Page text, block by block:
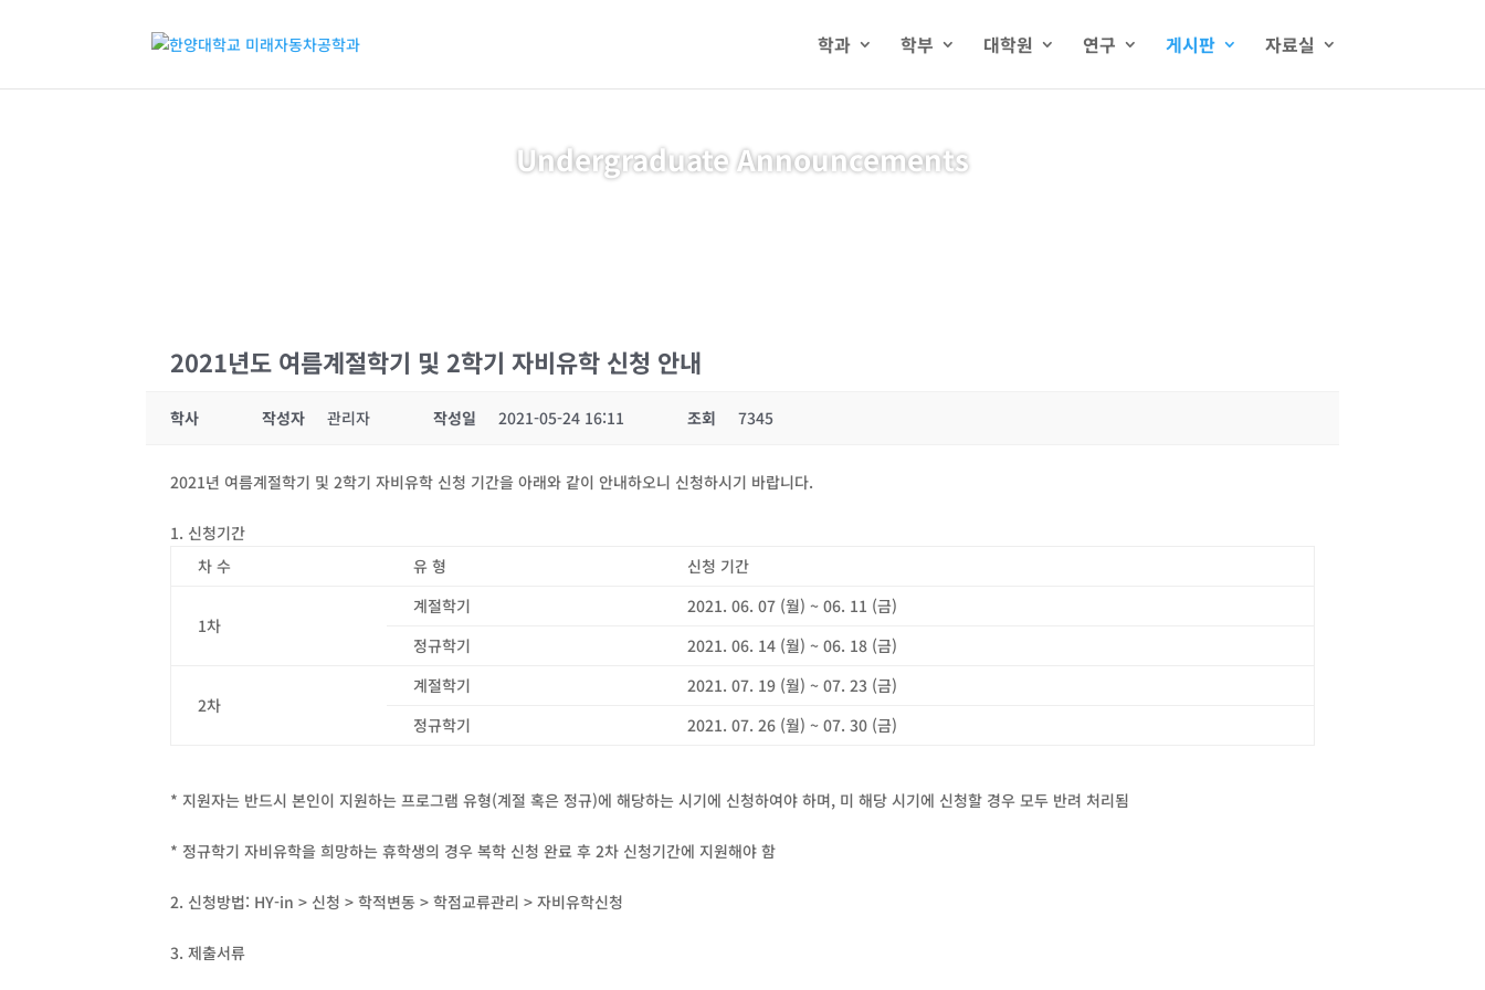
학과 학부 대학원 연구 게시판 자료실
Undergraduate Announcements
2021년도 여름계절학기 및 2학기 자비유학 신청 안내
학사 작성자 관리자 작성일 2021-05-24 16:11 조회 7345
2021년 여름계절학기 및 2학기 자비유학 신청 기간을 아래와 같이 안내하오니 신청하시기 바랍니다.
1. 신청기간
차 수
유 형 신청 기간
1차
계절학기
2021. 06. 07 (월) ~ 06. 11 (금)
정규학기
2021. 06. 14 (월) ~ 06. 18 (금)
2차
계절학기
2021. 07. 19 (월) ~ 07. 23 (금)
정규학기
2021. 07. 26 (월) ~ 07. 30 (금)
* 지원자는 반드시 본인이 지원하는 프로그램 유형(계절 혹은 정규)에 해당하는 시기에 신청하여야 하며, 미 해당 시기에 신청할 경우 모두 반려 처리됨
* 정규학기 자비유학을 희망하는 휴학생의 경우 복학 신청 완료 후 2차 신청기간에 지원해야 함
2. 신청방법: HY-in > 신청 > 학적변동 > 학점교류관리 > 자비유학신청
3. 제출서류